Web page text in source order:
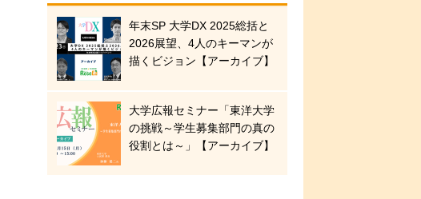
年末SP 大学DX 2025総括と
2026展望、4人のキーマンが
描くビジョン【アーカイブ】
大学広報セミナー「東洋大学
の挑戦～学生募集部門の真の
役割とは～」【アーカイブ】